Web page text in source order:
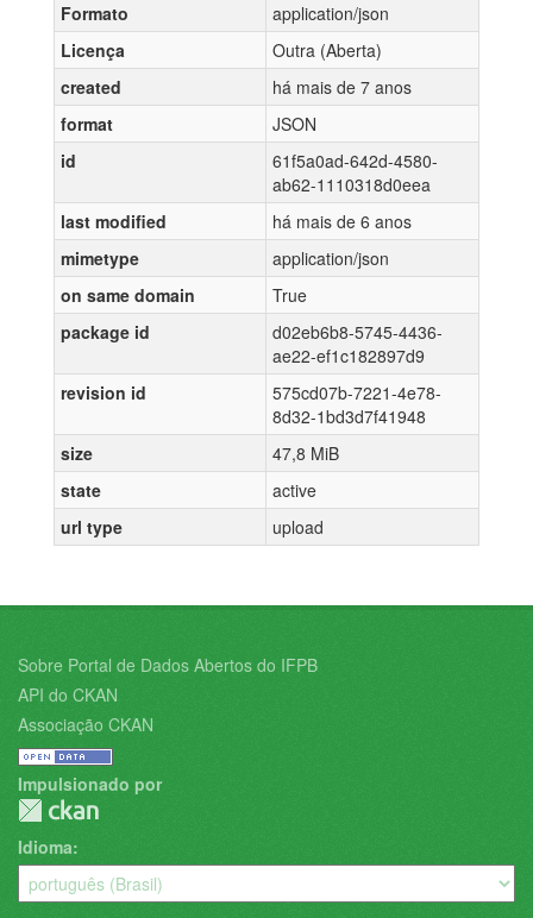
Formato
application/json
Licença
Outra (Aberta)
created
há mais de 7 anos
format
JSON
id
61f5a0ad-642d-4580-
ab62-1110318d0eea
last modified
há mais de 6 anos
mimetype
application/json
on same domain
True
package id
d02eb6b8-5745-4436-
ae22-ef1c182897d9
revision id
575cd07b-7221-4e78-
8d32-1bd3d7f41948
size
47,8 MiB
state
active
url type
upload
Sobre Portal de Dados Abertos do IFPB
API do CKAN
Associação CKAN
Impulsionado por
Idioma